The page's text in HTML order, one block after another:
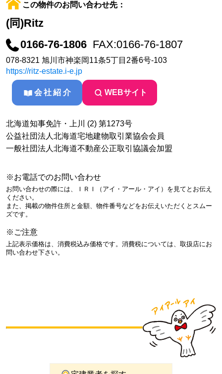
この物件のお問い合わせ先：
(同)Ritz
0166-76-1806 FAX:0166-76-1807
078-8321 旭川市神楽岡11条5丁目2番6号-103
https://ritz-estate.i-e.jp
会社紹介 WEBサイト
北海道知事免許・上川 (2) 第1273号
公益社団法人北海道宅地建物取引業協会会員
一般社団法人北海道不動産公正取引協議会加盟
※お電話でのお問い合わせ
お問い合わせの際には、ＩＲＩ（アイ・アール・アイ）を見てとお伝え
ください。
また、掲載の物件住所と金額、物件番号などをお伝えいただくとスムー
ズです。
※ご注意
上記表示価格は、消費税込み価格です。消費税については、取扱店にお
問い合わせ下さい。